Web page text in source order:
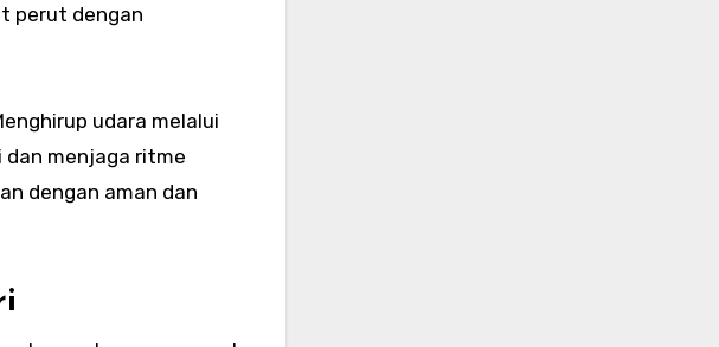
perut dengan
udara melalui
menjaga ritme
dengan aman dan